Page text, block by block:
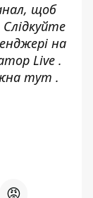
, щоб
на
Live .
тут .
😡